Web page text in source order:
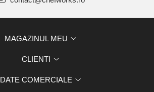
MAGAZINUL MEU
CLIENTI
DATE COMERCIALE